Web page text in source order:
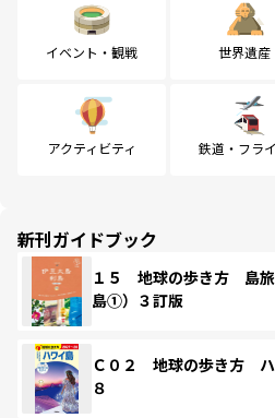
イベント・観戦 世界遺産
アクティビティ 鉄道・フラ
新刊ガイドブック
１５ 地球の歩き方 島
島①）３訂版
Ｃ０２ 地球の歩き方
８